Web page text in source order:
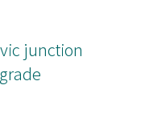
for the
used to protect
We achieved
monotherapy.
ESWL revealed
and hydroureter
junction